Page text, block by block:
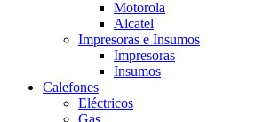
Motorola
Alcatel
Impresoras e Insumos
Impresoras
Insumos
Calefones
Eléctricos
Gas